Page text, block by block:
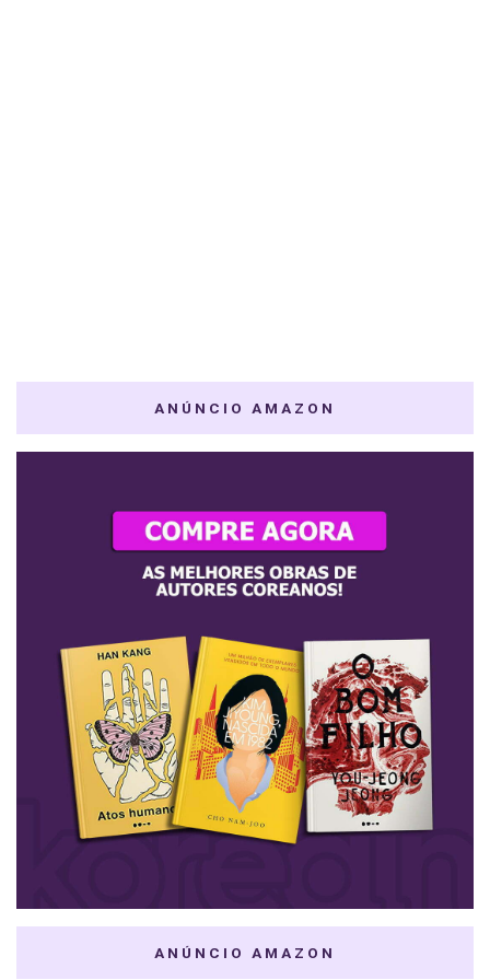
ANÚNCIO AMAZON
ANÚNCIO AMAZON